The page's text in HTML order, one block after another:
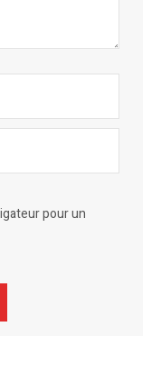
pour un